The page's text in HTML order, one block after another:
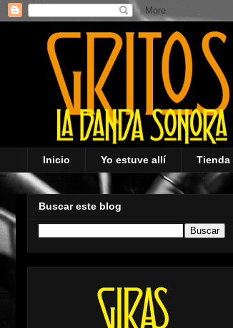
Inicio Yo estuve allí Tienda
Buscar este blog